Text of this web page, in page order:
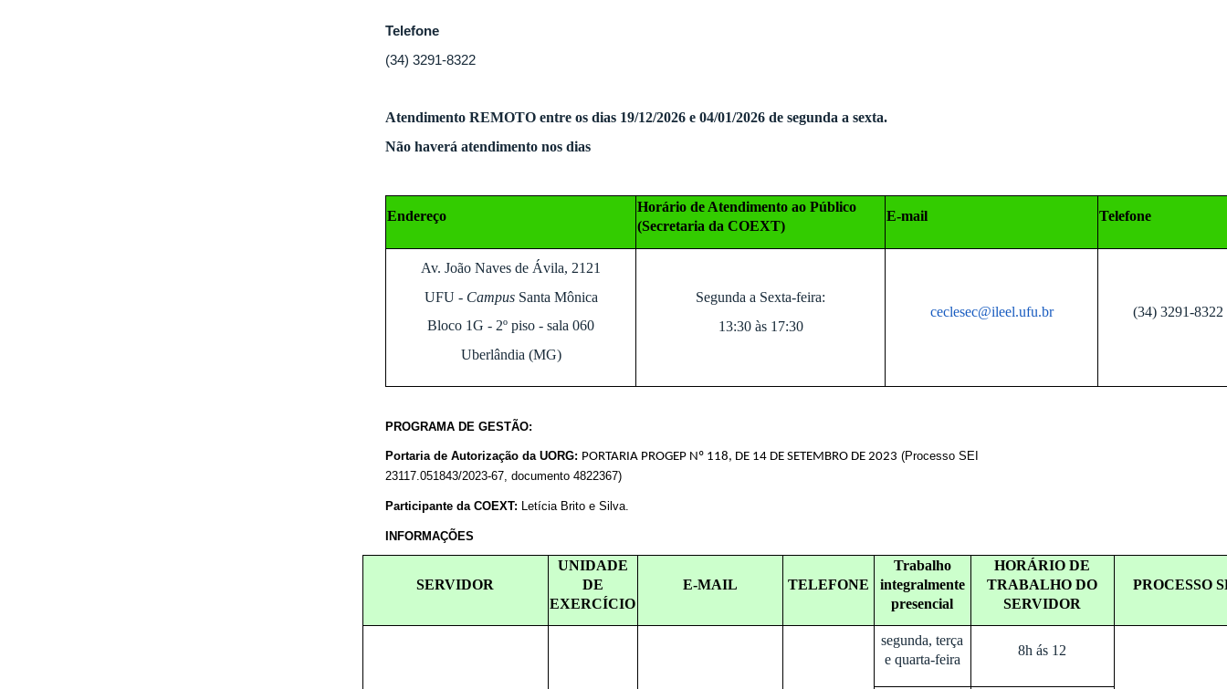
Telefone
(34) 3291-8322
Atendimento REMOTO entre os dias 19/12/2026 e 04/01/2026 de segunda a sexta.
Não haverá atendimento nos dias
Endereço
Horário de Atendimento ao Público
(Secretaria da COEXT)
E-mail Telefone
Av. João Naves de Ávila, 2121
UFU - Campus Santa Mônica
Bloco 1G - 2º piso - sala 060
Uberlândia (MG)
Segunda a Sexta-feira:
13:30 às 17:30
ceclesec@ileel.ufu.br (34) 3291-8322
PROGRAMA DE GESTÃO:
Portaria de Autorização da UORG: PORTARIA PROGEP Nº 118, DE 14 DE SETEMBRO DE 2023 (Processo SEI
23117.051843/2023-67, documento 4822367)
Participante da COEXT: Letícia Brito e Silva.
INFORMAÇÕES
SERVIDOR
UNIDADE
DE
EXERCÍCIO
E-MAIL TELEFONE
Trabalho
integralmente
presencial
HORÁRIO DE
TRABALHO DO
SERVIDOR
PROCESSO
segunda, terça
e quarta-feira
8h ás 12